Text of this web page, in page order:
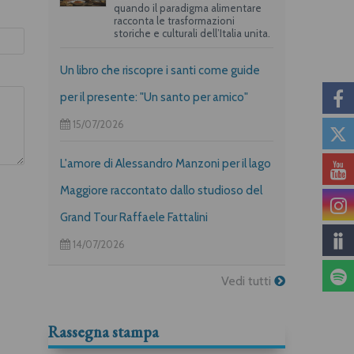
quando il paradigma alimentare
racconta le trasformazioni
storiche e culturali dell’Italia unita.
Un libro che riscopre i santi come guide
per il presente: "Un santo per amico"
15/07/2026
L'amore di Alessandro Manzoni per il lago
Maggiore raccontato dallo studioso del
Grand Tour Raffaele Fattalini
14/07/2026
Vedi tutti
Rassegna stampa